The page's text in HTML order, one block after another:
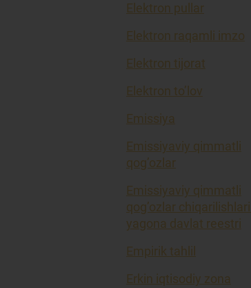
Elektron pullar
Elektron raqamli imzo
Elektron tijorat
Elektron to’lov
Emissiya
Emissiyaviy qimmatli
qog’ozlar
Emissiyaviy qimmatli
qog’ozlar
yagona davlat reestri
Empirik tahlil
Erkin iqtisodiy zona